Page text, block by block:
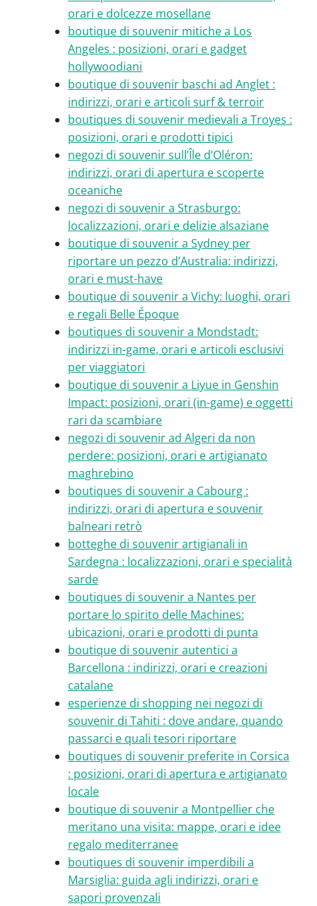
orari e dolcezze mosellane
boutique di souvenir mitiche a Los
Angeles : posizioni, orari e gadget
hollywoodiani
boutique di souvenir baschi ad Anglet :
indirizzi, orari e articoli surf & terroir
boutiques di souvenir medievali a Troyes :
posizioni, orari e prodotti tipici
negozi di souvenir sull’Île d’Oléron:
indirizzi, orari di apertura e scoperte
oceaniche
negozi di souvenir a Strasburgo:
localizzazioni, orari e delizie alsaziane
boutique di souvenir a Sydney per
riportare un pezzo d’Australia: indirizzi,
orari e must-have
boutique di souvenir a Vichy: luoghi, orari
e regali Belle Époque
boutiques di souvenir a Mondstadt:
indirizzi in-game, orari e articoli esclusivi
per viaggiatori
boutique di souvenir a Liyue in Genshin
Impact: posizioni, orari (in-game) e oggetti
rari da scambiare
negozi di souvenir ad Algeri da non
perdere: posizioni, orari e artigianato
maghrebino
boutiques di souvenir a Cabourg :
indirizzi, orari di apertura e souvenir
balneari retrò
botteghe di souvenir artigianali in
Sardegna : localizzazioni, orari e specialità
sarde
boutiques di souvenir a Nantes per
portare lo spirito delle Machines:
ubicazioni, orari e prodotti di punta
boutique di souvenir autentici a
Barcellona : indirizzi, orari e creazioni
catalane
esperienze di shopping nei negozi di
souvenir di Tahiti : dove andare, quando
passarci e quali tesori riportare
boutiques di souvenir preferite in Corsica
: posizioni, orari di apertura e artigianato
locale
boutique di souvenir a Montpellier che
meritano una visita: mappe, orari e idee
regalo mediterranee
boutiques di souvenir imperdibili a
Marsiglia: guida agli indirizzi, orari e
sapori provenzali